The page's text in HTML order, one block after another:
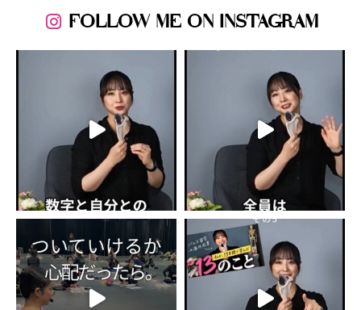
FOLLOW ME ON INSTAGRAM